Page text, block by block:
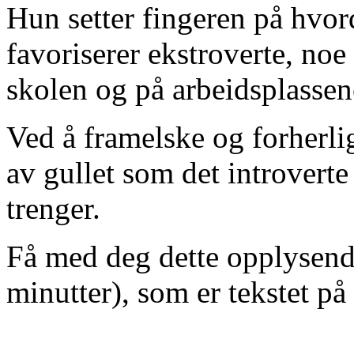
Hun setter fingeren på
favoriserer ekstroverte,
skolen og på
Ved å framelske og
av gullet som det
trenger.
Få med deg dette
minutter), som er tekstet